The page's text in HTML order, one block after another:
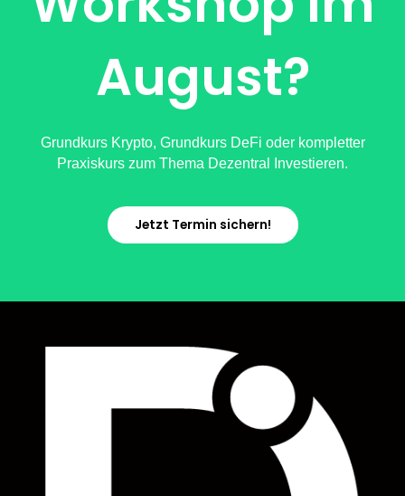
August?
Grundkurs Krypto, Grundkurs DeFi oder kompletter
Praxiskurs zum Thema Dezentral Investieren.
Jetzt Termin sichern!